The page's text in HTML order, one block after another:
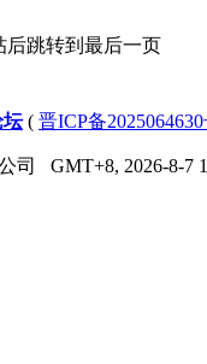
后跳转到最后一页
坛( 晋ICP备
司 GMT+8, 2026-8-7